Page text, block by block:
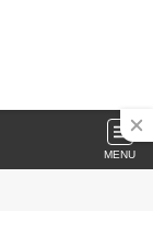
MENU